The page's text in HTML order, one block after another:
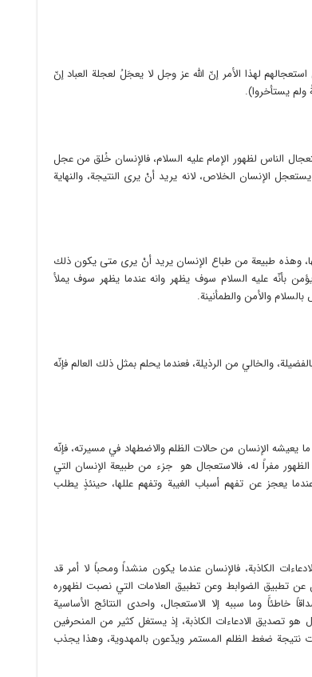
لهذا الأمر إنّ الله عز وجل لا يعجَلُ لعجلة العباد إنّ
ولم يستأخروا).
الناس لظهور الإمام عليه السلام، فالإنسان خُلق من عجل
الإنسان الخلاص، لانه يريد أنْ يرى النتيجة، والنهاية
وهذه طبيعة من طباع الإنسان يريد أنْ يرى متى يكون ذلك
يؤمن بأنّه عليه السلام سوف يظهر وانه عندما يظهر سوف يملأ
والأمن والطمأنينة.
والخالي من الرذيلة، فعندما يحلم بمثل ذلك العالم فإنّه
يعيشه الإنسان من حالات الظلم والاضطهاد في مسيرته، فإنّه
الظهور مفراً له، فالاستعجال هو جزء من طبيعة الإنسان التي
يعجز عن تفهم أسباب الغيبة وتفهم عللها، حينئذٍ يطلب
الكاذبة، فالإنسان عندما يكون منشداً ومحباً لا أمر قد
تطبيق الضوابط وعن تطبيق العلامات التي نصبت لظهوره
خاطئاًَ وما سببه إلا الاستعجال، واحدى النتائج الأساسية
تصديق الادعاءات الكاذبة، إذ يستغل كثير من المنحرفين
نتيجة ضغط الظلم المستمر ويدّعون بالمهدوية، وهذا يجذب